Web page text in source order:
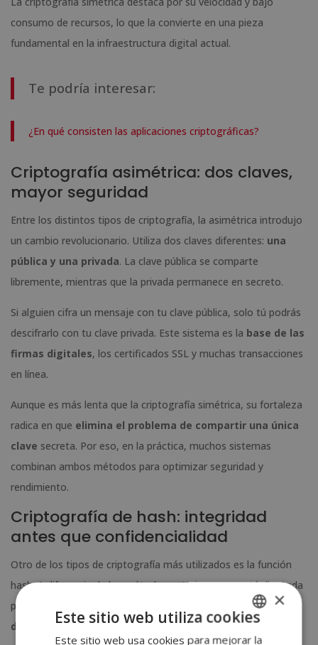
consumo de recursos, lo que la convierte en una pieza
fundamental en la infraestructura digital actual.
Te podría interesar:
¿En qué consisten las aplicaciones criptográficas?
Criptografía asimétrica: dos claves,
mayor seguridad
Entre los distintos tipos de criptografía, la asimétrica introdujo
un cambio revolucionario. Utiliza dos claves diferentes: una
pública y una privada. La clave pública se comparte
libremente, mientras que la privada permanece en secreto.
Si alguien cifra un mensaje con tu clave pública, solo tú podrás
descifrarlo con tu clave privada. Este sistema es la base de las
firmas digitales, los certificados SSL y muchas transacciones
en línea.
Aunque es más lenta que la criptografía simétrica, su fortaleza
radica en que elimina el problema de compartir una única
clave secreta. Por eso, en la práctica, muchos sistemas
combinan ambos métodos para optimizar seguridad y
rendimiento.
Criptografía de hash: integridad
antes que confidencialidad
Otro de los tipos de criptografía más utilizados es la función
hash. A diferencia de los métodos anteriores, no está diseñada
para descifrar información, sino para
generar una huella
digital únicade un conjunto de datos.
SPANISH
×
Este sitio web utiliza cookies
Este sitio web usa cookies para mejorar la